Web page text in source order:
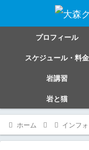
プロフィール
スケジュール・料金
岩講習
岩と猫
ホーム インフ